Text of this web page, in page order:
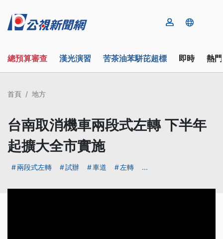
總預算審查 漢光演習 苦茶油苯駢芘超標 即時 熱
首頁 地方
台南取消機車兩段式左轉 下半年
起擴大全市實施
兩段式左轉 試辦 車道 左轉 ...